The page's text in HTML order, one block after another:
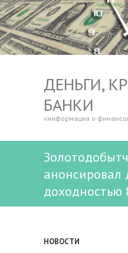
ДЕНЬГИ,
БАНКИ
«информация о
анонсировал
доходностью
НОВОСТИ